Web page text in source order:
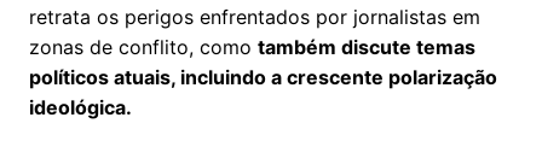
retrata os perigos enfrentados por jornalistas em
zonas de conflito, como também discute temas
políticos atuais, incluindo a crescente polarização
ideológica.